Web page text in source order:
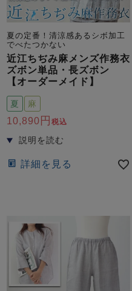
夏の定番！清涼感あるシボ加工
でべたつかない
近江ちぢみ麻メンズ作務衣
ズボン単品・長ズボン
【オーダーメイド】
夏 麻
10,890 税込
詳細を見る